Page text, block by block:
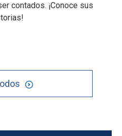
contados. ¡Conoce sus